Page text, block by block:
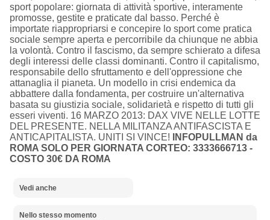
sport popolare: giornata di attività sportive, interamente
promosse, gestite e praticate dal basso. Perché è
importate riappropriarsi e concepire lo sport come pratica
sociale sempre aperta e percorribile da chiunque ne abbia
la volontà. Contro il fascismo, da sempre schierato a difesa
degli interessi delle classi dominanti. Contro il capitalismo,
responsabile dello sfruttamento e dell'oppressione che
attanaglia il pianeta. Un modello in crisi endemica da
abbattere dalla fondamenta, per costruire un'alternativa
basata su giustizia sociale, solidarietà e rispetto di tutti gli
esseri viventi. 16 MARZO 2013: DAX VIVE NELLE LOTTE
DEL PRESENTE. NELLA MILITANZA ANTIFASCISTA E
ANTICAPITALISTA. UNITI SI VINCE!
INFOPULLMAN da
ROMA SOLO PER GIORNATA CORTEO: 3333666713 -
COSTO 30€ DA ROMA
Vedi anche
Nello stesso momento